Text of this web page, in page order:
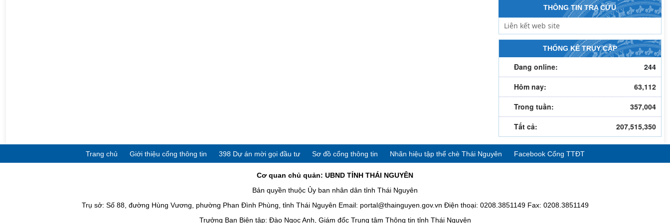
THÔNG TIN TRA CỨU
THỐNG KÊ TRUY CẬP
Đang online:
244
Hôm nay:
63,112
Trong tuần:
357,004
Tất cả:
207,515,350
Trang chủ Giới thiệu cổng thông tin 398 Dự án mời gọi đầu tư Sơ đồ cổng thông tin Nhãn hiệu tập thể chè Thái Nguyên Facebook Cổng TTĐT
Cơ quan chủ quản: UBND TỈNH THÁI NGUYÊN
Bản quyền thuộc Ủy ban nhân dân tỉnh Thái Nguyên
Trụ sở: Số 88, đường Hùng Vương, phường Phan Đình Phùng, tỉnh Thái Nguyên Email: portal@thainguyen.gov.vn Điện thoại: 0208.3851149 Fax: 0208.3851149
Trưởng Ban Biên tập: Đào Ngọc Anh, Giám đốc Trung tâm Thông tin tỉnh Thái Nguyên